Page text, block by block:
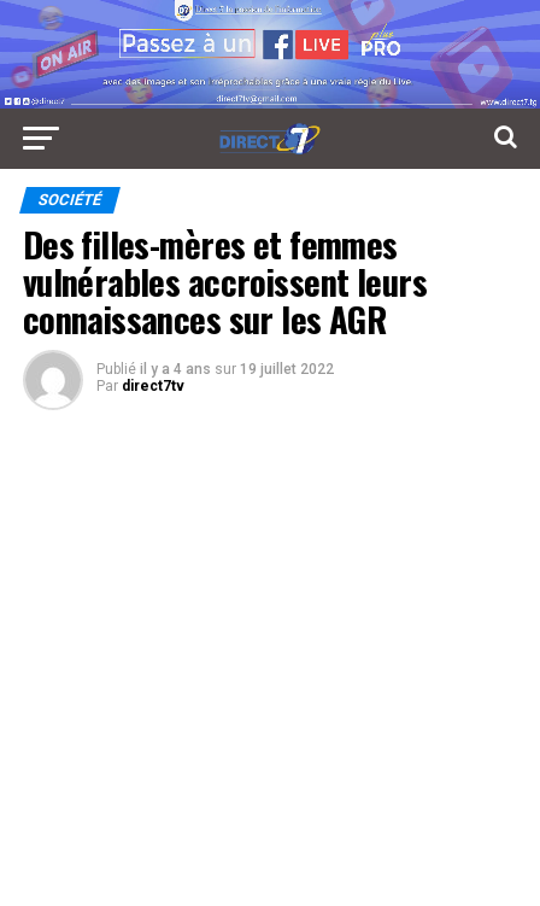
SOCIÉTÉ
Des filles-mères et femmes
vulnérables accroissent leurs
connaissances sur les AGR
Publié il y a 4 ans sur 19 juillet 2022
Par direct7tv